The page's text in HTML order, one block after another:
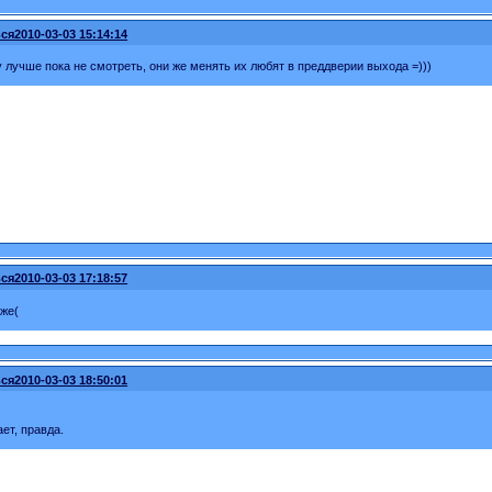
2010-03-03 15:14:14
лучше пока не смотреть, они же менять их любят в преддверии выхода =)))
2010-03-03 17:18:57
2010-03-03 18:50:01
правда.